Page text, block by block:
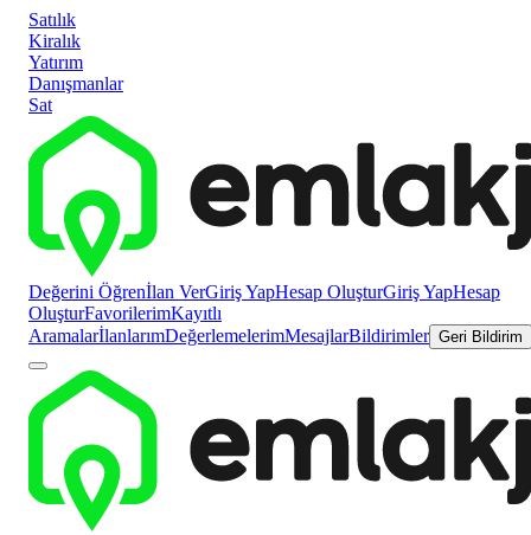
Satılık
Kiralık
Yatırım
Danışmanlar
Sat
Değerini Öğrenİlan VerGiriş YapHesap OluşturGiriş YapHesap
OluşturFavorilerimKayıtlı
AramalarİlanlarımDeğerlemelerimMesajlarBildirimler Geri Bildirim